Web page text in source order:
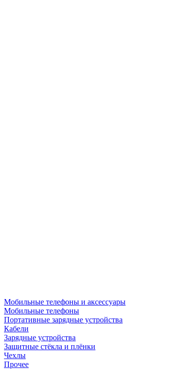
Мобильные телефоны и аксессуары
Мобильные телефоны
Портативные зарядные устройства
Кабели
Зарядные устройства
Защитные стёкла и плёнки
Чехлы
Прочее